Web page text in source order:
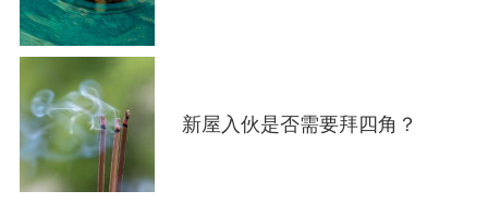
新屋入伙是否需要拜四角？